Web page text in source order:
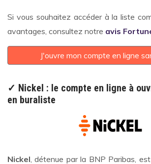
Si vous souhaitez accéder à la liste
avantages, consultez notre avis
J'ouvre mon compte en ligne
✓ Nickel : le compte en ligne à
en buraliste
Nickel , détenue par la BNP Paribas,